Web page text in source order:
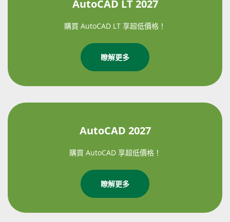
AutoCAD LT 2027
購買 AutoCAD LT 享超低價格！
瞭解更多
AutoCAD 2027
購買 AutoCAD 享超低價格！
瞭解更多